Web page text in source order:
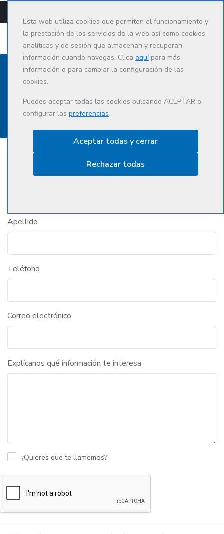
Esta web utiliza cookies que permiten el funcionamiento y
la prestación de los servicios de la web así como cookies
analíticas y de sesión que almacenan y recuperan
información cuando navegas. Clica aquípara más
información o para cambiar la configuración de las
cookies.
Puedes aceptar todas las cookies pulsando ACEPTAR o
configurar las preferencias.
Aceptar todas y cerrar
Rechazar todas
Contacto
Nombre
Apellido
Teléfono
Correo electrónico
Explícanos qué información te interesa
¿Quieres que te llamemos?